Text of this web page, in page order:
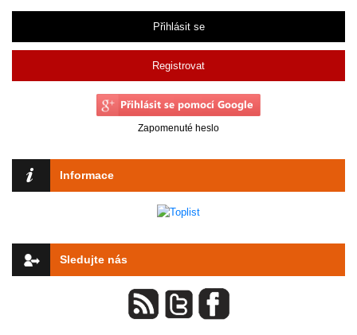
Přihlásit se
Registrovat
Zapomenuté heslo
Informace
Sledujte nás